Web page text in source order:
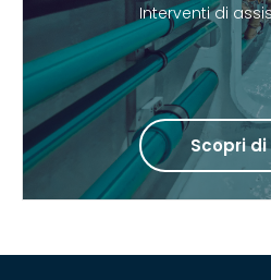
Interventi di
Scopri di